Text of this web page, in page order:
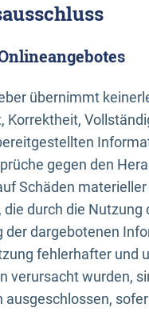
übernimmt
Korrektheit,
gegen den
Schäden
die durch die Nutzung
der dargebotenen
fehlerhafter und
verursacht wurden,
ausgeschlossen,